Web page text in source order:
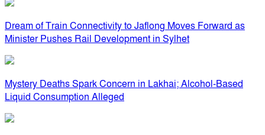
Dream of Train Connectivity to Jaflong Moves Forward as
Minister Pushes Rail Development in Sylhet
Mystery Deaths Spark Concern in Lakhai; Alcohol-Based
Liquid Consumption Alleged